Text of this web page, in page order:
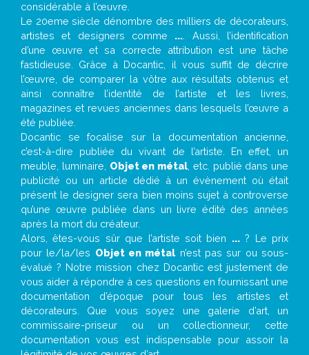
considérable à l’œuvre.
Le 20eme siècle dénombre des milliers de décorateurs,
artistes et designers comme ... . Aussi, l’identification
d’une œuvre et sa correcte attribution est une tâche
fastidieuse. Grâce à Docantic, il vous suffit de décrire
l’œuvre, de comparer la vôtre aux résultats obtenus et
ainsi connaître l’identité de l’artiste et les livres,
magazines et revues anciennes dans lesquels l’œuvre a
été publiée.
Docantic se focalise sur la documentation ancienne,
c’est-à-dire publiée du vivant de l’artiste. En effet, un
meuble, luminaire, Objet en métal , etc. publié dans une
publicité ou un article dédié à un évènement où était
présent le designer sera bien moins sujet à controverse
qu’une œuvre publiée dans un livre édité des années
après la mort du créateur.
Alors, êtes-vous sûr que l’artiste soit bien ...? Le prix
pour le/la/les Objet en métal n’est pas sur ou sous-
évalué ? Notre mission chez Docantic est justement de
vous aider à répondre à ces questions en fournissant une
documentation d’époque pour tous les artistes et
décorateurs. Que vous soyez une galerie d’art, un
commissaire-priseur ou un collectionneur, cette
documentation vous est indispensable pour assoir la